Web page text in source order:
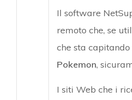
Il software
remoto che, se
che sta
Pokemon,
I siti Web che i